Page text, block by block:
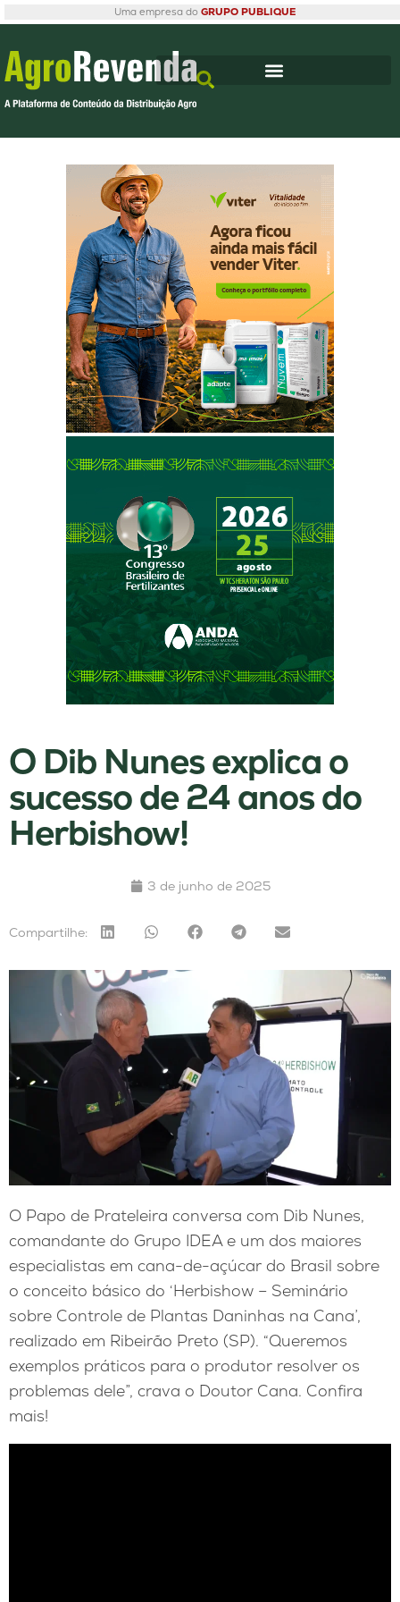
Uma empresa do GRUPO PUBLIQUE
O Dib Nunes explica o
sucesso de 24 anos do
Herbishow!
3 de junho de 2025
Compartilhe:
O Papo de Prateleira conversa com Dib Nunes,
comandante do Grupo IDEA e um dos maiores
especialistas em cana-de-açúcar do Brasil sobre
o conceito básico do ‘Herbishow – Seminário
sobre Controle de Plantas Daninhas na Cana’,
realizado em Ribeirão Preto (SP). “Queremos
exemplos práticos para o produtor resolver os
problemas dele”, crava o Doutor Cana. Confira
mais!